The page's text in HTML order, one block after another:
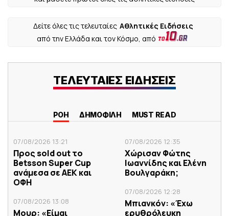
Δείτε όλες τις τελευταίες Αθλητικές Ειδήσεις
από την Ελλάδα και τον Κόσμο, από
ΤΕΛΕΥΤΑΙΕΣ ΕΙΔΗΣΕΙΣ
ΡΟΗ ΔΗΜΟΦΙΛΗ MUST READ
07/08/2026 13:21
Προς sold out το
Betsson Super Cup
ανάμεσα σε ΑΕΚ και
ΟΦΗ
07/08/2026 13:08
Μουρ: «Είμαι
07/08/2026 12:35
Χώρισαν Φώτης
Ιωαννίδης και Ελένη
Βουλγαράκη;
07/08/2026 12:28
Μπιανκόν: «Έχω
ερυθρόλευκη